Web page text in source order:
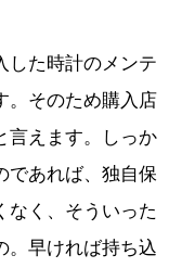
した時計のメンテ
。そのため購入店
言えます。しっか
であれば、独自保
なく、そういった
。早ければ持ち込